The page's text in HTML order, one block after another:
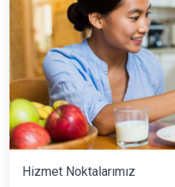
Hizmet Noktalarımız